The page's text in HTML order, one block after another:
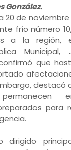
González.
20 de
frío número
a la región,
Municipal,
que
destacó
para
dirigido